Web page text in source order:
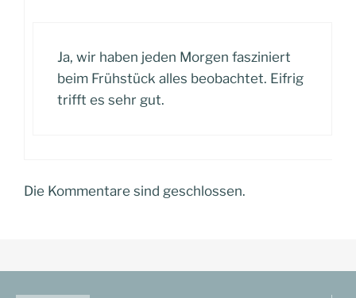
Ja, wir haben jeden Morgen fasziniert
beim Frühstück alles beobachtet. Eifrig
trifft es sehr gut.
Die Kommentare sind geschlossen.